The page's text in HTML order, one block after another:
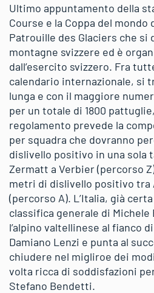
Ultimo appuntamento della
Course e la Coppa del
Patrouille des Glaciers che si
montagne svizzere ed è
dall’esercito svizzero. Fra
calendario internazionale, si
lunga e con il maggiore
per un totale di 1800
regolamento prevede la
per squadra che dovranno
dislivello positivo in una sola
Zermatt a Verbier (percorso
metri di dislivello positivo tra
(percorso A). L’Italia, già
classifica generale di Michele
l’alpino valtellinese al fianco
Damiano Lenzi e punta al
chiudere nel migliroe dei
volta ricca di soddisfazioni
Stefano Bendetti.